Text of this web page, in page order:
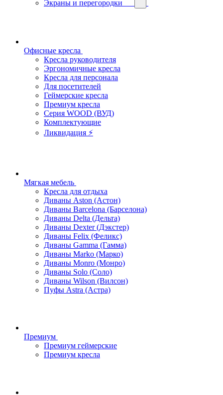
Экраны и перегородки
Офисные кресла
Кресла руководителя
Эргономичные кресла
Кресла для персонала
Для посетителей
Геймерские кресла
Премиум кресла
Серия WOOD (ВУД)
Комплектующие
Ликвидация ⚡
Мягкая мебель
Кресла для отдыха
Диваны Aston (Астон)
Диваны Barcelona (Барселона)
Диваны Delta (Дельта)
Диваны Dexter (Дэкстер)
Диваны Felix (Феликс)
Диваны Gamma (Гамма)
Диваны Marko (Марко)
Диваны Monro (Монро)
Диваны Solo (Соло)
Диваны Wilson (Вилсон)
Пуфы Astra (Астра)
Премиум
Премиум геймерские
Премиум кресла